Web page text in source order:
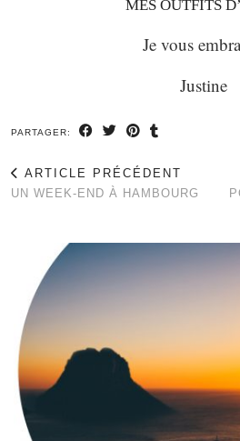
MES OUTFITS
Je vous
Justine
PARTAGER:
ARTICLE PRÉCÉDENT
UN WEEK-END À HAMBOURG